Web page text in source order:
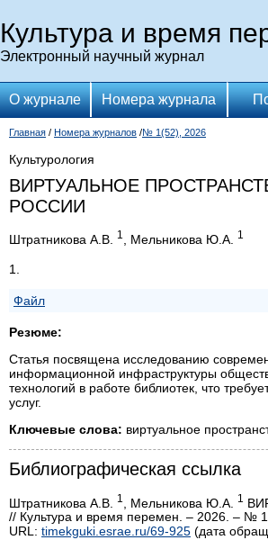
Культура и время
Электронный научный журнал
О журнале Номера журнала
Главная / Номера журналов /№ 1(52), 2026
Культурология
ВИРТУАЛЬНОЕ
РОССИИ
Штратникова А.В. 1 , Мельникова Ю.А. 1
1.
Файл
Резюме:
Статья посвящена исследованию
информационной инфраструктуры
технологий в работе библиотек, что
услуг.
Ключевые слова: виртуальное
Библиографическая ссылка
Штратникова А.В. 1 , Мельникова Ю.А. 1
// Культура и время перемен. – 2026. – №
URL: timekguki.esrae.ru/69-925 (дата